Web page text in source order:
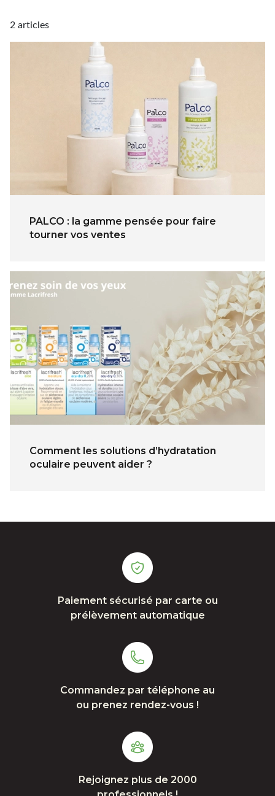
Désinfection UV/UVC (LED,
rayonnement)
2 articles
PALCO : la gamme pensée pour faire
tourner vos ventes
Comment les solutions d’hydratation
oculaire peuvent aider ?
Paiement sécurisé par carte ou
prélèvement automatique
Commandez par téléphone au
ou prenez rendez-vous !
Rejoignez plus de 2000